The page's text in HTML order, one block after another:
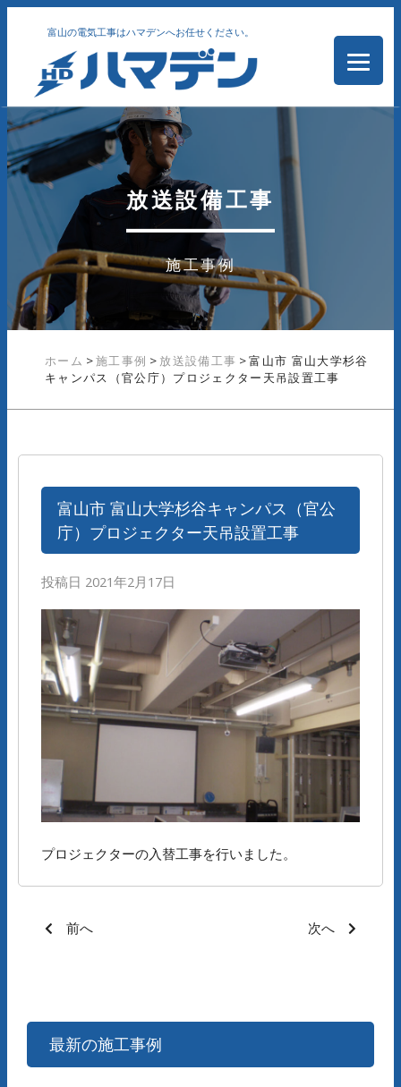
富山の電気工事はハマデンへお任せください。
放送設備工事
施工事例
ホーム >施工事例 > 放送設備工事 >富山市 富山大学杉谷
キャンパス（官公庁）プロジェクター天吊設置工事
富山市 富山大学杉谷キャンパス（官公
庁）プロジェクター天吊設置工事
投稿日 2021年2月17日
プロジェクターの入替工事を行いました。
前へ 次へ
最新の施工事例